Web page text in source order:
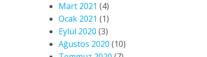
Mart 2021 (4)
Ocak 2021 (1)
Eylül 2020 (3)
Ağustos 2020 (10)